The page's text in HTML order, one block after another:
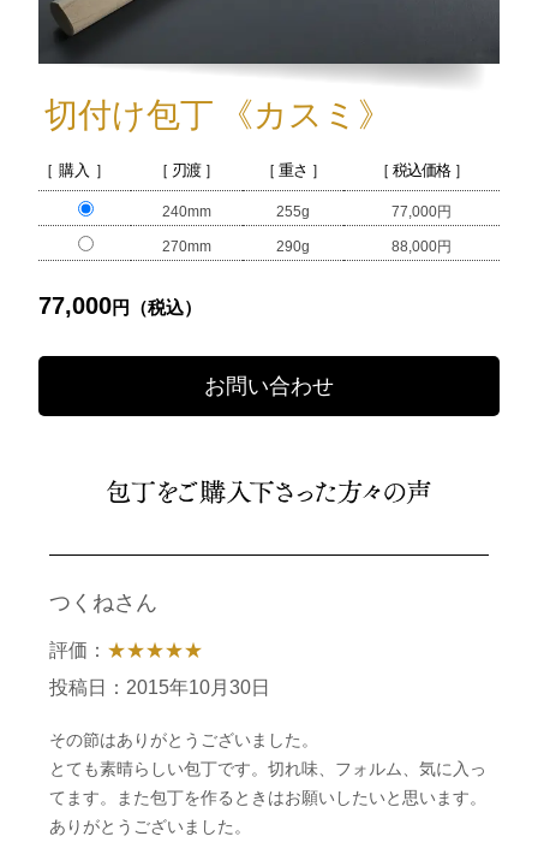
切付け包丁 《カスミ》
［ 購入 ］ ［ 刃渡 ］ ［ 重さ ］ ［ 税込価格 ］
240mm 255g 77,000円
270mm 290g 88,000円
77,000円（税込）
お問い合わせ
つくねさん
評価： ★★★★★
投稿日：2015年10月30日
その節はありがとうございました。
とても素晴らしい包丁です。切れ味、フォルム、気に入っ
てます。また包丁を作るときはお願いしたいと思います。
ありがとうございました。